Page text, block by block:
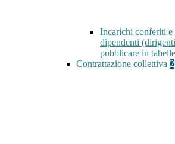
Incarichi conferiti e
dipendenti
pubblicare in
Contrattazione collettiva 2